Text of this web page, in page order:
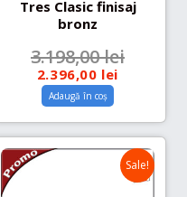
Tres Clasic finisaj
bronz
3.198,00lei
2.396,00 lei
Adaugă în coș
Sale!